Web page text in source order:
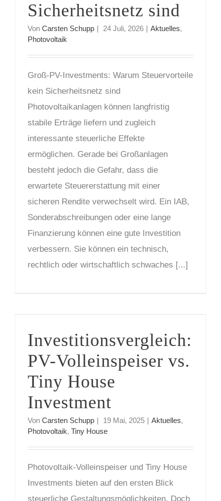
Sicherheitsnetz sind
Von Carsten Schupp | 24 Juli, 2026 | Aktuelles,
Photovoltaik
Groß-PV-Investments: Warum Steuervorteile
kein Sicherheitsnetz sind
Photovoltaikanlagen können langfristig
stabile Erträge liefern und zugleich
interessante steuerliche Effekte
ermöglichen. Gerade bei Großanlagen
besteht jedoch die Gefahr, dass die
erwartete Steuererstattung mit einer
sicheren Rendite verwechselt wird. Ein IAB,
Sonderabschreibungen oder eine lange
Finanzierung können eine gute Investition
verbessern. Sie können ein technisch,
rechtlich oder wirtschaftlich schwaches [...]
Investitionsvergleich:
PV-Volleinspeiser vs.
Tiny House
Investment
Von Carsten Schupp | 19 Mai, 2025 | Aktuelles,
Photovoltaik, Tiny House
Photovoltaik-Volleinspeiser und Tiny House
Investments bieten auf den ersten Blick
steuerliche Gestaltungsmöglichkeiten. Doch